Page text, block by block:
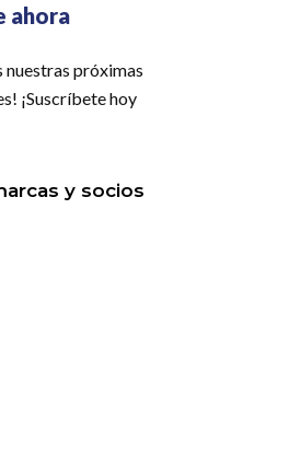
ahora
nuestras próximas
¡Suscríbete hoy
y socios